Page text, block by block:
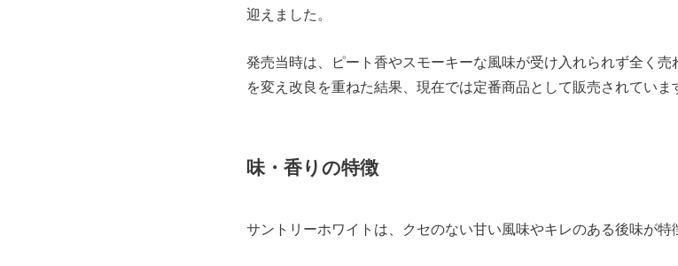
迎えました。
発売当時は、ピート香やスモーキーな風味が受け入れられず全く
を変え改良を重ねた結果、現在では定番商品として販売されていま
味・香りの特徴
サントリーホワイトは、クセのない甘い風味やキレのある後味が特